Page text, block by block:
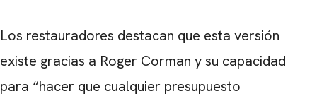
Los restauradores destacan que esta versión
existe gracias a Roger Corman y su capacidad
para “hacer que cualquier presupuesto